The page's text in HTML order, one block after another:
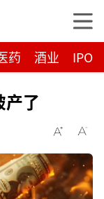
药 酒业 IPO
产了